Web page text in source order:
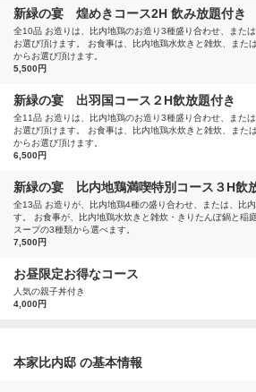
新緑の宴 煌めきコース2H 飲み放題付き
全10品 お造りは、比内地鶏のお造り3種盛り合わせ、また
お選び頂けます。 お食事は、比内地鶏水炊きと雑炊、また
からお選び頂けます。
5,500円
新緑の宴 出羽国コース２H飲放題付き
全11品 お造りは、比内地鶏のお造り3種盛り合わせ、また
お選び頂けます。 お食事は、比内地鶏水炊きと雑炊、また
からお選び頂けます。
6,500円
新緑の宴 比内地鶏満喫特別コース３H飲
全13品 お造りが、比内地鶏4種の盛り合わせ、または、比
す。 お食事が、比内地鶏水炊きと雑炊・きりたんぽ鍋と稲
スープの3種類から選べます。
7,500円
お昼限定お得なコース
人気の親子丼付き
4,000円
本家比内邸 の基本情報